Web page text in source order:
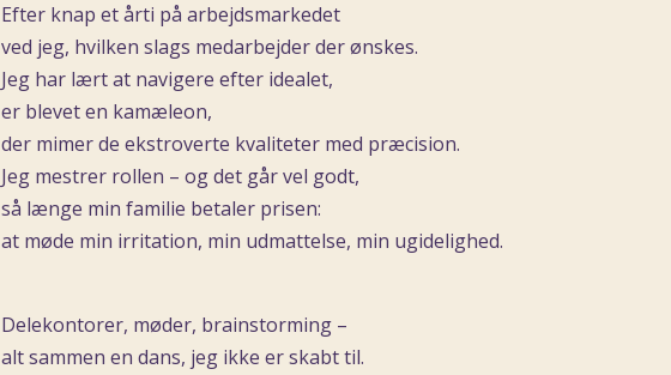
Efter knap et årti på arbejdsmarkedet
ved jeg, hvilken slags medarbejder der ønskes.
Jeg har lært at navigere efter idealet,
er blevet en kamæleon,
der mimer de ekstroverte kvaliteter med præcision.
Jeg mestrer rollen – og det går vel godt,
så længe min familie betaler prisen:
at møde min irritation, min udmattelse, min ugidelighed.
Delekontorer, møder, brainstorming –
alt sammen en dans, jeg ikke er skabt til.